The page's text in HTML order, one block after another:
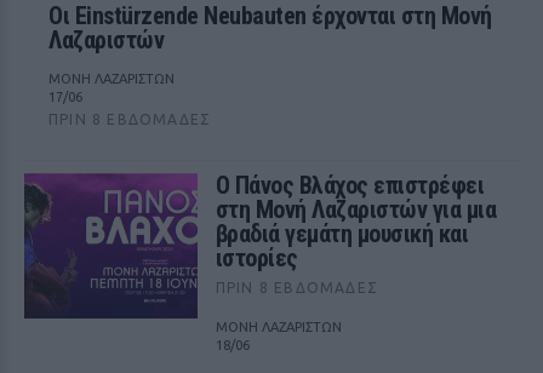
Οι Einstürzende Neubauten έρχονται στη Μονή
Λαζαριστών
ΜΟΝΗ ΛΑΖΑΡΙΣΤΩΝ
17/06
ΠΡΙΝ 8 ΕΒΔΟΜΆΔΕΣ
Ο Πάνος Βλάχος επιστρέφει
στη Μονή Λαζαριστών για μια
βραδιά γεμάτη μουσική και
ιστορίες
ΠΡΙΝ 8 ΕΒΔΟΜΆΔΕΣ
ΜΟΝΗ ΛΑΖΑΡΙΣΤΩΝ
18/06